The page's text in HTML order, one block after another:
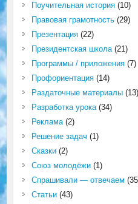
Поучительная история(10)
Правовая грамотность(29)
Презентация(22)
Президентская школа(21)
Программы / приложения(7)
Профориентация(14)
Раздаточные материалы(13)
Разработка урока(34)
Реклама(2)
Решение задач (1)
Сказки(2)
Союз молодёжи(1)
Спрашивали — отвечаем
Статьи(43)